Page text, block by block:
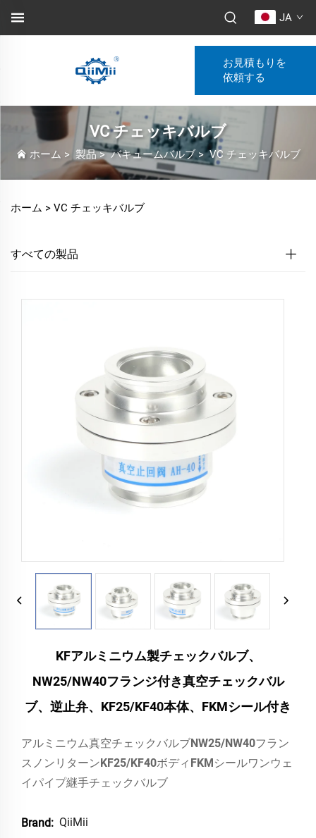
JA
お見積もりを
依頼する
VC チェッキバルブ
ホーム > 製品>バキュームバルブ>VC チェッキバルブ
ホーム > VC チェッキバルブ
すべての製品
KFアルミニウム製チェックバルブ、
NW25/NW40フランジ付き真空チェックバル
ブ、逆止弁、KF25/KF40本体、FKMシール付き
アルミニウム真空チェックバルブNW25/NW40フラン
スノンリターンKF25/KF40ボディFKMシールワンウェ
イパイプ継手チェックバルブ
Brand: QiiMii